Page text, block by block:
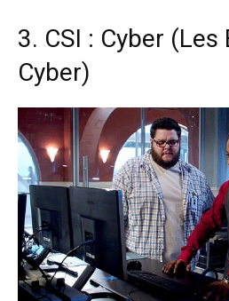
3. CSI : Cyber (Les
Cyber)